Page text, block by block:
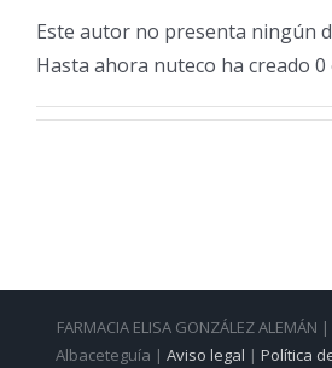
Este autor no presenta ningún
Hasta ahora nuteco ha creado
FARMACIA ELISA GONZÁLEZ
Albaceteguía | Aviso legal | Política